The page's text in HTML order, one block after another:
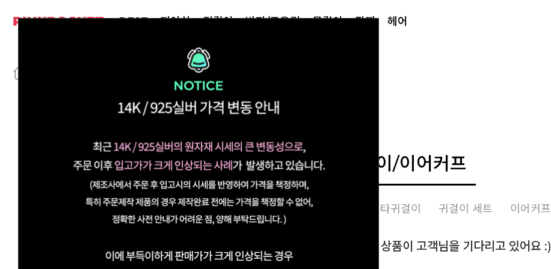
BEST 피어싱 귀걸이 반지/토우링 목걸이 팔찌 헤어
귀걸이/이어커프
침형귀걸이 링귀걸이 기타귀걸이 귀걸이 세트 이어커프
이 카테고리에는 151개의 상품이 고객님을 기다리고 있어요 :)